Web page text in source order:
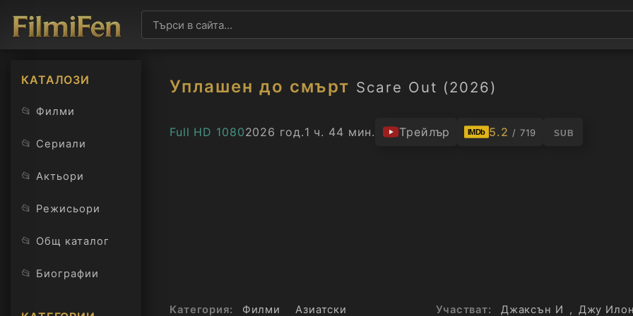
КАТАЛОЗИ
📂 Филми
📂 Сериали
📂 Актьори
📂 Режисьори
📂 Общ каталог
📂 Биографии
Уплашен до смърт Scare Out (2026)
Full HD 10802026 год.1 ч. 44 мин. Трейлър IMDb 5.2 / 719 SUB
Категория: Филми
Азиатски
Участват: Джаксън И , Джу